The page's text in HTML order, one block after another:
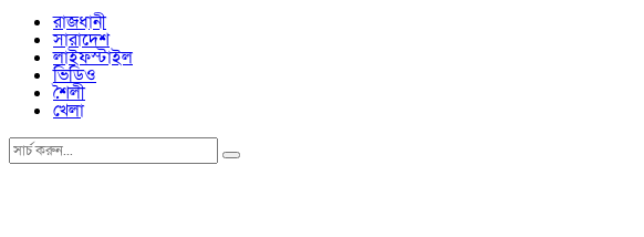
রাজধানী
সারাদেশ
লাইফস্টাইল
ভিডিও
শৈলী
খেলা